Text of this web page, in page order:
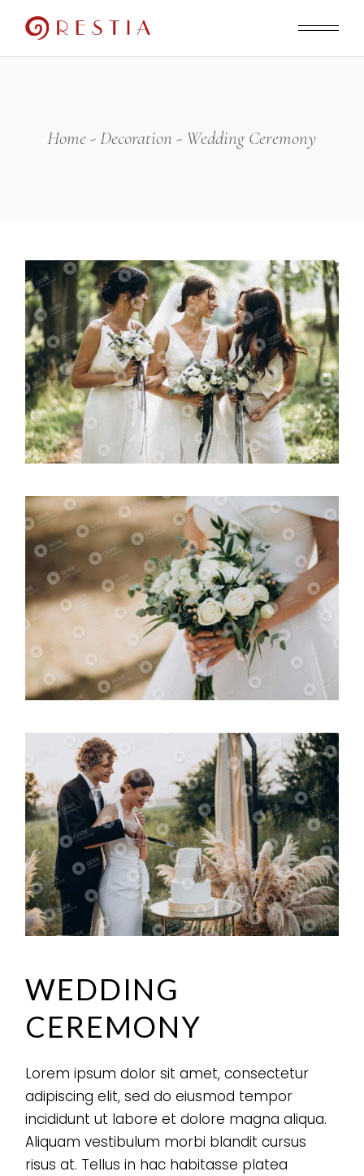
Home Decoration Wedding Ceremony
WEDDING
CEREMONY
Lorem ipsum dolor sit amet, consectetur
adipiscing elit, sed do eiusmod tempor
incididunt ut labore et dolore magna aliqua.
Aliquam vestibulum morbi blandit cursus
risus at. Tellus in hac habitasse platea